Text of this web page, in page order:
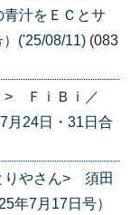
汁をＥＣとサ
('25/08/11) (083
> ＦｉＢｉ／
月24日・31日合
りやさん> 須田
年7月17日号）